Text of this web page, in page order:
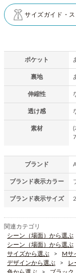
サイズガイド・
ポケット
裏地
伸縮性
透け感
素材
(
ブランド
ブランド表示カラー
ブランド表示サイズ 2
関連カテゴリ
シーン（場面）から選ぶ
シーン（場面）から選ぶ
サイズから選ぶ
Mサ
デザインから選ぶ
レ